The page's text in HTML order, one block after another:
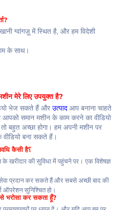
ग्वांगज़ू में स्थित है, और हम विदेशी
के साथ।
मेरे लिए उपयुक्त है?
भेज सकते हैं और उत्पाद आप बनाना चाहते
समान मशीन के काम करने का वीडियो
अच्छा होगा। हम अपनी मशीन पर
बना सकते हैं।
के खरीदार की सुविधा में पहुंचने पर। एक विशेषज्ञ
प्रदान कर सकते हैं और सबसे अच्छी बाद की
ऑपरेशन सुनिश्चित हो।
भरोसा कर सकता हूँ?